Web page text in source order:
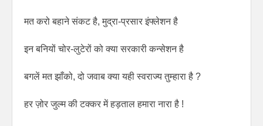
मत करो बहाने संकट है, मुद्रा-प्रसार इंफ्लेशन है
इन बनियों चोर-लुटेरों को क्या सरकारी कन्सेशन है
बगलें मत झाँको, दो जवाब क्या यही स्वराज्य तुम्हारा है ?
हर ज़ोर जुल्म की टक्कर में हड़ताल हमारा नारा है !